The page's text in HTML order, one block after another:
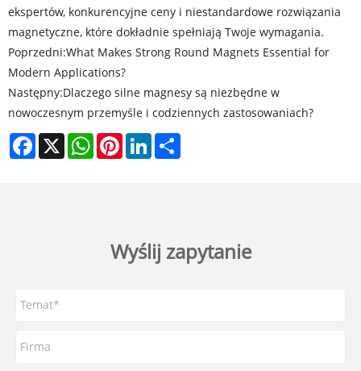
ekspertów, konkurencyjne ceny i niestandardowe rozwiązania
magnetyczne, które dokładnie spełniają Twoje wymagania.
Poprzedni:What Makes Strong Round Magnets Essential for
Modern Applications?
Następny:Dlaczego silne magnesy są niezbędne w
nowoczesnym przemyśle i codziennych zastosowaniach?
Facebook
X WhatsAppPinterestLinkedIn
Wyślij zapytanie